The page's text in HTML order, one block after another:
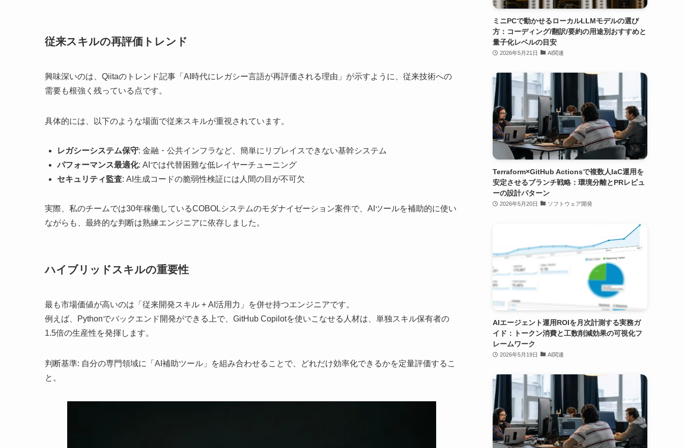
従来スキルの再評価トレンド
興味深いのは、Qiitaのトレンド記事「AI時代にレガシー言語が再評価される理由」が示すように、従来技術への
需要も根強く残っている点です。
具体的には、以下のような場面で従来スキルが重視されています。
レガシーシステム保守: 金融・公共インフラなど、簡単にリプレイスできない基幹システム
パフォーマンス最適化: AIでは代替困難な低レイヤーチューニング
セキュリティ監査: AI生成コードの脆弱性検証には人間の目が不可欠
実際、私のチームでは30年稼働しているCOBOLシステムのモダナイゼーション案件で、AIツールを補助的に使い
ながらも、最終的な判断は熟練エンジニアに依存しました。
ハイブリッドスキルの重要性
最も市場価値が高いのは「従来開発スキル + AI活用力」を併せ持つエンジニアです。
例えば、Pythonでバックエンド開発ができる上で、GitHub Copilotを使いこなせる人材は、単独スキル保有者の
1.5倍の生産性を発揮します。
判断基準: 自分の専門領域に「AI補助ツール」を組み合わせることで、どれだけ効率化できるかを定量評価するこ
と。
ミニPCで動かせるローカルLLMモデルの選び
方：コーディング/翻訳/要約の用途別おすすめと
量子化レベルの目安
2026年5月21日 AI関連
Terraform×GitHub Actionsで複数人IaC運用を
安定させるブランチ戦略：環境分離とPRレビュ
ーの設計パターン
2026年5月20日 ソフトウェア開発
AIエージェント運用ROIを月次計測する実務ガ
イド：トークン消費と工数削減効果の可視化フ
レームワーク
2026年5月19日 AI関連